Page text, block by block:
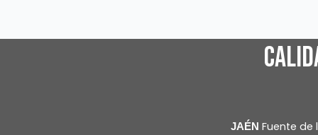
JAÉN Fuente de